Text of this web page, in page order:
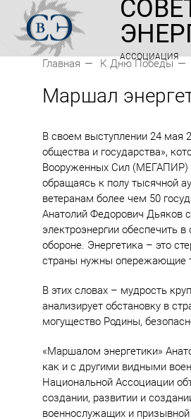
АССОЦИАЦИЯ
Главная К Дню Победы
Маршал
В своем выступлении 24 мая
общества и государства»,
Вооруженных Сил (МЕГАПИР)
обращаясь к полу тысячной
ветеранам более чем 50
Анатолий Федорович Дьяков
электроэнергии обеспечить
обороне. Энергетика – это
страны нужны опережающие
В этих словах – мудрость
анализирует обстановку в
могущество Родины,
«Маршалом энергетики»
как и с другими видными
Национальной Ассоциации
создании, развитии и
военнослужащих и